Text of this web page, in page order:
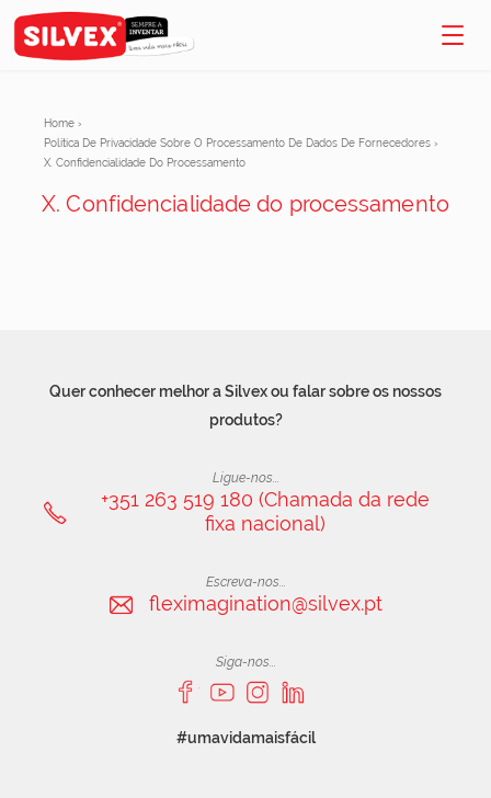
Home ›
Política De Privacidade Sobre O Processamento De Dados De Fornecedores ›
X. Confidencialidade Do Processamento
X. Confidencialidade do processamento
Quer conhecer melhor a Silvex ou falar sobre os nossos
produtos?
Ligue-nos...
+351 263 519 180 (Chamada da rede
fixa nacional)
Escreva-nos...
fleximagination@silvex.pt
Siga-nos...
#umavidamaisfácil